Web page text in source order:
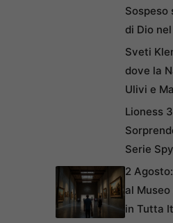
Sospeso
di Dio
Sveti
dove la
Ulivi e
Lioness
Serie
2
al
in Tutta